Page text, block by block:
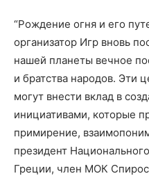
“Рождение огня и его
организатор Игр вновь
нашей планеты вечное
и братства народов. Эти
могут внести вклад в
инициативами, которые
примирение,
президент
Греции, член МОК